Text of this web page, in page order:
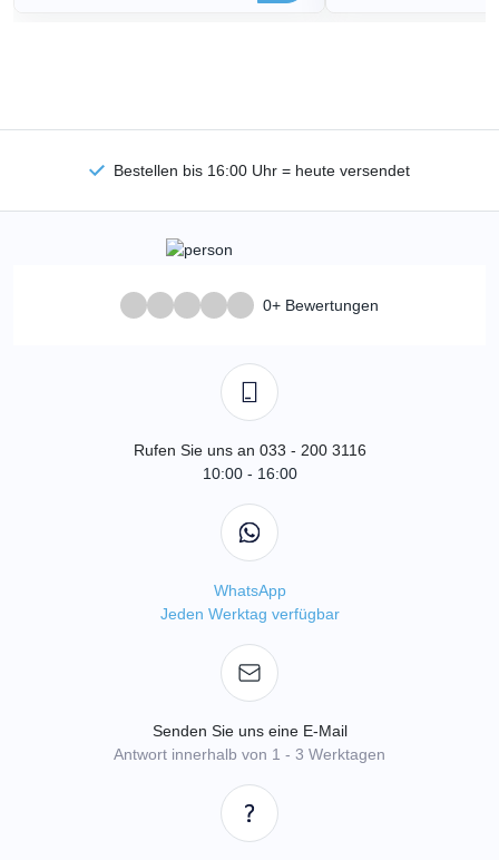
Bestellen bis 16:00 Uhr = heute versendet
0+ Bewertungen
Rufen Sie uns an 033 - 200 3116
10:00 - 16:00
WhatsApp
Jeden Werktag verfügbar
Senden Sie uns eine E-Mail
Antwort innerhalb von 1 - 3 Werktagen